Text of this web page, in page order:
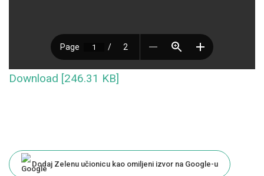
Download [246.31 KB]
Dodaj Zelenu učionicu kao omiljeni izvor na Google-u